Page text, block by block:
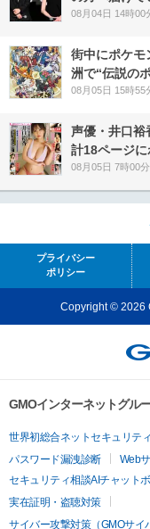
08月04日 14時00
街中にポケ
洲で“伝説の
08月05日 15時55
声優・井口裕
計18ページに
08月05日 7時00分
プライバシー
ポリシー
Copyright © 2026
GMOインターネットグル
世界初総合ネットセキュリテ
パスワード漏洩診断
Web
セキュリティ相談AIチャット
実在証明・盗聴対策
サイバー攻撃対策（GMOサイ